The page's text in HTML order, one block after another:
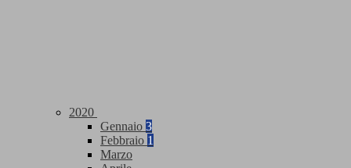
2020
Gennaio 3
Febbraio 1
Marzo